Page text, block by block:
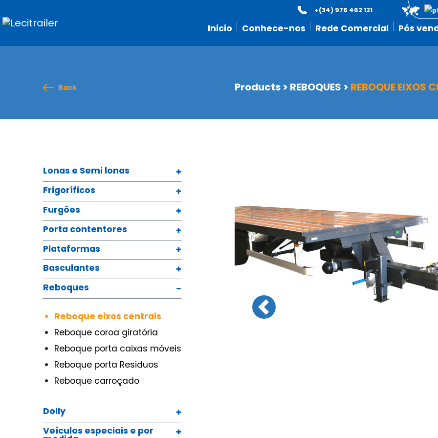
Inicio Conhece-nos Rede Comercial Pós
+(34) 976 462 121
Back Products> REBOQUES > REBOQUE EIXOS
Lonas e Semi lonas
Frigoríficos
Furgões
Porta contentores
Plataformas
Basculantes
Reboques
Reboque eixos centrais
Reboque coroa giratória
Reboque porta caixas móveis
Reboque porta Residuos
Reboque carroçado
Dolly
Veículos especiais e por
Previous